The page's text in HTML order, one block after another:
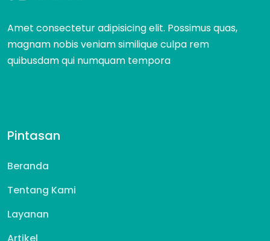
Amet consectetur adipisicing elit. Possimus quas,
magnam nobis veniam similique culpa rem
quibusdam qui numquam tempora
Pintasan
Beranda
Tentang Kami
Layanan